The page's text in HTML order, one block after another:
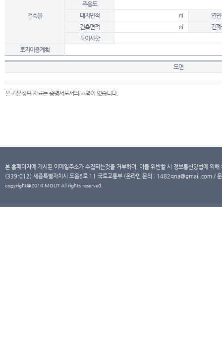
건축물
주용도
대지면적
㎡
연
건축면적
㎡
건
특이사항
토지이용계획
도면
본 기본정보 자료는 증명서로서의 효력이 없습니다.
본 홈페이지에 게시된 이메일주소가 수집되는것을 거부하며, 이를 위반할 시 정보통신망법에 의
(339-012) 세종특별자치시 도움6로 11 국토교통부 (온라인 문의 : 1482qna@gmail.com /
copyright@2014 MOLIT All rights reserved.